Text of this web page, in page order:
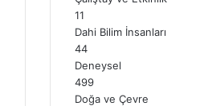
11
Dahi Bilim İnsanları
44
Deneysel
499
Doğa ve Çevre